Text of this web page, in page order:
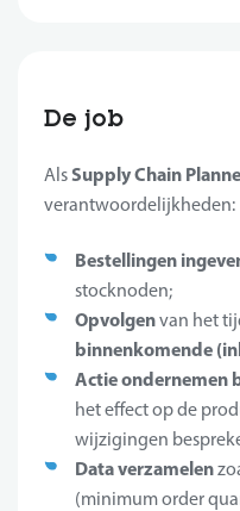
De job
AlsSupply Chain
verantwoordelijkheden:
Bestellingen
stocknoden;
Opvolgenvan het
binnenkomende
Actie ondernemen
het effect op de
wijzigingen
Data verzamelen
(minimum order